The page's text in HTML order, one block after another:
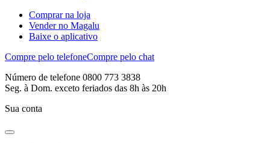
Comprar na loja
Vender no Magalu
Baixe o aplicativo
Compre pelo telefoneCompre pelo chat
Número de telefone 0800 773 3838
Seg. à Dom. exceto feriados das 8h às 20h
Sua conta